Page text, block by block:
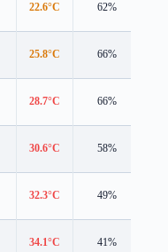
22.6°C 62%
25.8°C 66%
28.7°C 66%
30.6°C 58%
32.3°C 49%
34.1°C 41%